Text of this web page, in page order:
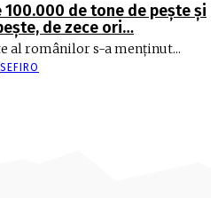
de tone de peşte şi
de zece ori…
al ro­mâ­nilor s-a menţinut...
SEFIRO